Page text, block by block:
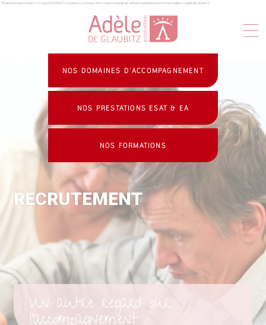
Panneau de gestion des cookies
Établissement médico-social, ESAT, EA & formation continue : Association handicap, enfants, adultes & personnes âgées - Adèle de Glaubitz
NOS DOMAINES D’ACCOMPAGNEMENT
NOS PRESTATIONS ESAT & EA
NOS FORMATIONS
RECRUTEMENT
Un autre regard sur